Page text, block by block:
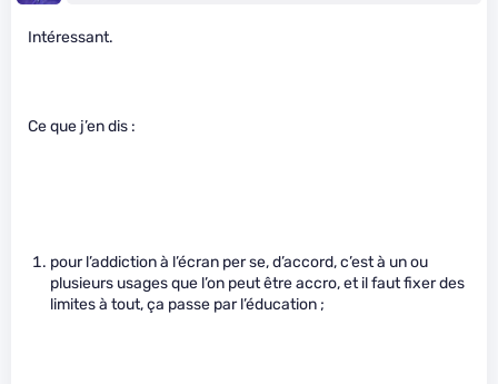
Intéressant.
Ce que j’en dis :
pour l’addiction à l’écran per se, d’accord, c’est à un ou
plusieurs usages que l’on peut être accro, et il faut fixer des
limites à tout, ça passe par l’éducation ;